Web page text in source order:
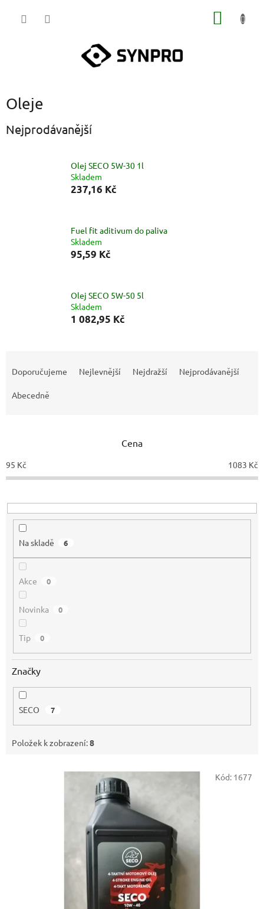
Oleje
Nejprodávanější
Olej SECO 5W-30 1l
Skladem
237,16 Kč
Fuel fit aditivum do paliva
Skladem
95,59 Kč
Olej SECO 5W-50 5l
Skladem
1 082,95 Kč
o
d
k
t
Doporučujeme Nejlevnější Nejdražší Nejprodávanější
Abecedně
Cena
95 Kč 1083 Kč
Na skladě 6
Akce 0
Novinka 0
Tip 0
Značky
SECO 7
Položek k zobrazení:8
Kód: 1677